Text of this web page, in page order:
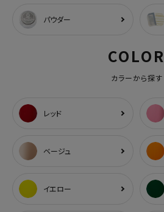
パウダー
COLOR
カラーから探す
レッド
ベージュ
イエロー